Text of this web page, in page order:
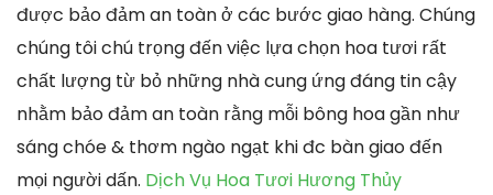
được bảo đảm an toàn ở các bước giao hàng. Chúng
chúng tôi chú trọng đến việc lựa chọn hoa tươi rất
chất lượng từ bỏ những nhà cung ứng đáng tin cậy
nhằm bảo đảm an toàn rằng mỗi bông hoa gần như
sáng chóe & thơm ngào ngạt khi đc bàn giao đến
mọi người dấn. Dịch Vụ Hoa Tươi Hương Thủy